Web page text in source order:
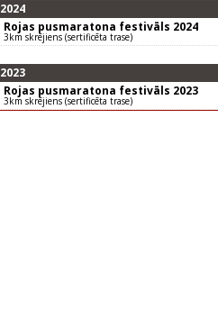
2024
Rojas pusmaratona festivāls 2024
3km skrējiens (sertificēta trase)
2023
Rojas pusmaratona festivāls 2023
3km skrējiens (sertificēta trase)